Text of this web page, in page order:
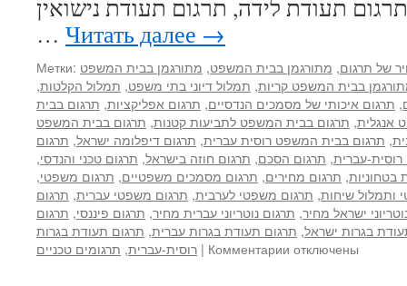
תעודת לידה, תרגום תעודת נישואין,
… Читать далее →
Метки: של תרגום, מתורגמן בבית המשפט, מתורגמן בבית המשפט
בבית המשפט קריות, תמלול דיוני בתי משפט, תמלול הקלטות,
, תרגום איכותי של מסמכים הנדסיים, תרגום אפליקציות, תרגום בבית
אנגלית, תרגום בבית המשפט לתביעות קטנות, תרגום בבית המשפט
, תרגום בבית המשפט רוסית עברית, תרגום דיפלומה ישראל, תרגום
עברית, תרגום הסכם, תרגום חוזה בישראל, תרגום טכני והנדסי,
בטחוניות, תרגום מחירים, תרגום מסמכים משפטיים, תרגום משפטי,
ותמלול שיחות, תרגום משפטי לערבית, תרגום משפטי עברית, תרגום
ישראל מחיר, תרגום נוטריוני עברית מחיר, תרגום פיננסי, תרגום
בגרות ישראל, תרגום תעודת בגרות עברית, תרגום תעודת בגרות
רוסית-עברית, תרגומים טכניים | Комментарии котключены